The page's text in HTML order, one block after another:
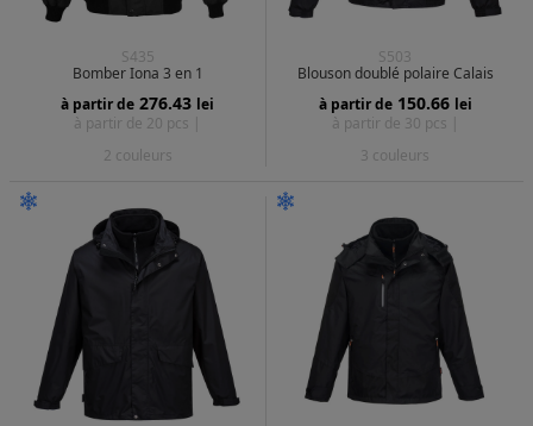
S435
Bomber Iona 3 en 1
à partir de 276.43 lei
à partir de 20 pcs |
2 couleurs
S503
Blouson doublé polaire Calais
à partir de 150.66 lei
à partir de 30 pcs |
3 couleurs